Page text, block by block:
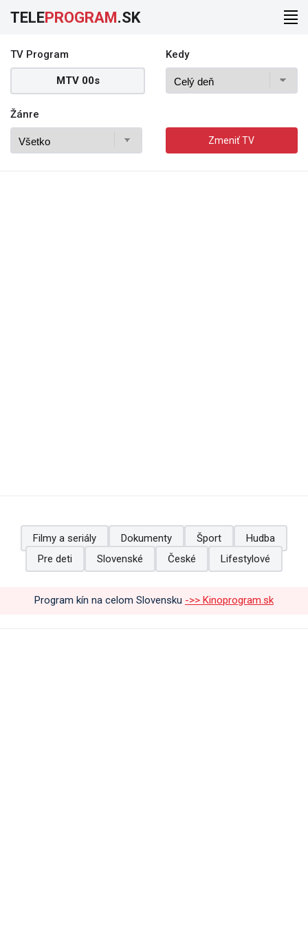
TELEPROGRAM.SK
TV Program
MTV 00s
Kedy
Žánre
Zmeniť TV
Filmy a seriály Dokumenty Šport
Hudba
Pre deti
Slovenské České Lifestylové
Program kín na celom Slovensku ->> Kinoprogram.sk